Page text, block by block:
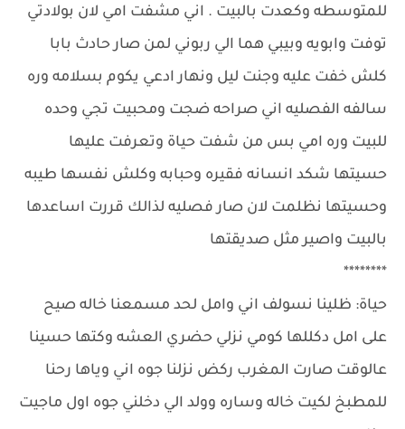
للمتوسطه وكعدت بالبيت . اني مشفت امي لان بولادتي
توفت وابويه وبيبي هما الي ربوني لمن صار حادث بابا
كلش خفت عليه وجنت ليل ونهار ادعي يكوم بسلامه وره
سالفه الفصليه اني صراحه ضجت ومحبيت تجي وحده
للبيت وره امي بس من شفت حياة وتعرفت عليها
حسيتها شكد انسانه فقيره وحبابه وكلش نفسها طيبه
وحسيتها نظلمت لان صار فصليه لذالك قررت اساعدها
بالبيت واصير مثل صديقتها
********
حياة: ظلينا نسولف اني وامل لحد مسمعنا خاله صيح
على امل دكللها كومي نزلي حضري العشه وكتها حسينا
عالوقت صارت المغرب ركض نزلنا جوه اني وياها رحنا
للمطبخ لكيت خاله وساره وولد الي دخلني جوه اول ماجيت